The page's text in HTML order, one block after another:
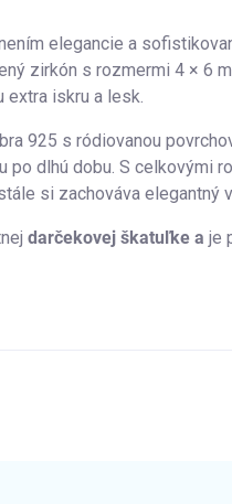
elegancie a
zirkón s rozmermi 4 × 6
iskru a lesk.
925 s ródiovanou
po dlhú dobu. S celkovými
si zachováva elegantný
darčekovej škatuľke a je